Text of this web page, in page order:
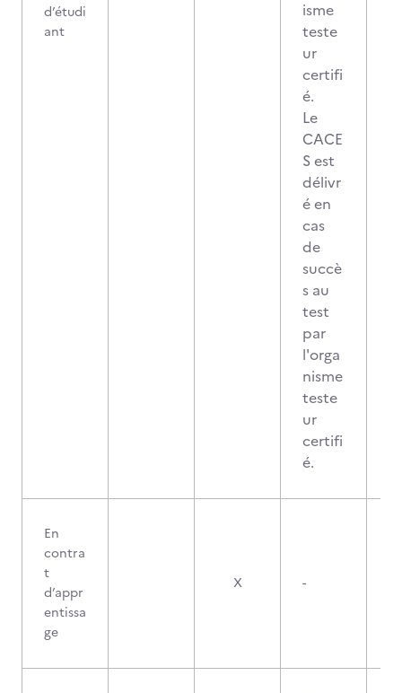
d’étudi
ant
isme
teste
ur
certifi
é.
Le
CACE
S est
délivr
é en
cas
de
succè
s au
test
par
l'orga
nisme
teste
ur
certifi
é.
En
contra
t
d’appr
entissa
ge
X -